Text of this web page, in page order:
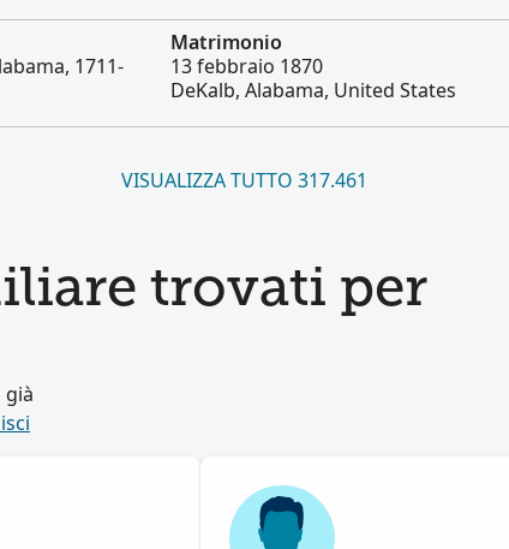
1711-
Matrimonio
13 febbraio 1870
DeKalb, Alabama, United States
VISUALIZZA TUTTO 317.461
trovati per